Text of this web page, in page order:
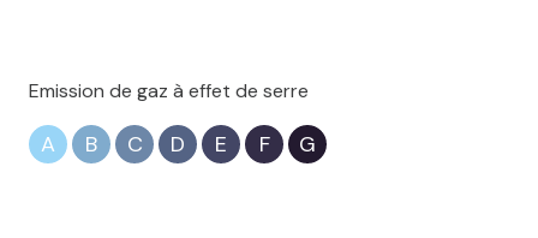
Emission de gaz à effet de serre
A B C D E F G